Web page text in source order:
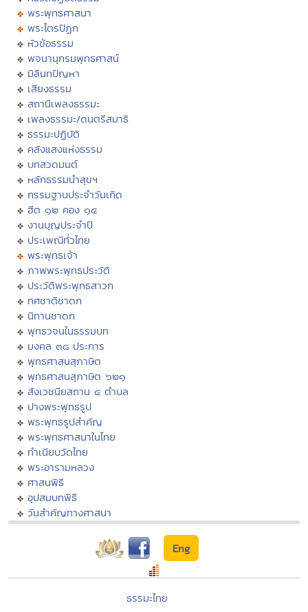
พระพุทธศาสนา
พระไตรปิฏก
หัวข้อธรรม
พจนานุกรมพุทธศาสน์
มิลินทปัญหา
เสียงธรรม
สถานีเพลงธรรมะ
เพลงธรรมะ/ดนตรีสมาธิ
ธรรมะปฏิบัติ
คลังแสงแห่งธรรม
บทสวดมนต์
หลักธรรมนำสุขฯ
กรรมฐานประจำวันเกิด
ฮีต ๑๒ คอง ๑๔
งานบุญประจำปี
ประเพณีทั่วไทย
พระพุทธเจ้า
ภาพพระพุทธประวัติ
ประวัติพระพุทธสาวก
ทศชาติชาดก
นิทานชาดก
พุทธวจนในธรรมบท
มงคล ๓๘ ประการ
พุทธศาสนสุภาษิต
พุทธศาสนสุภาษิต ๖๒๑
สังเวชนียสถาน ๔ ตำบล
ปางพระพุทธรูป
พระพุทธรูปสำคัญ
พระพุทธศาสนาในไทย
ทำเนียบวัดไทย
พระอารามหลวง
ศาสนพิธี
อุปสมบทพิธี
วันสำคัญทางศาสนา
Eng
ธรรมะไทย